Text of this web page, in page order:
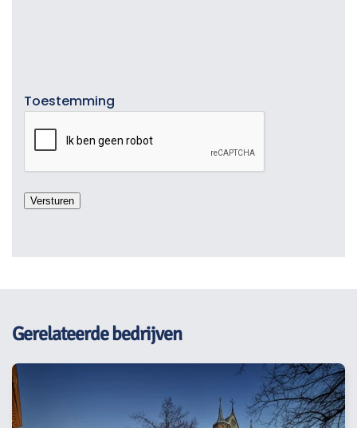
Toestemming
Gerelateerde bedrijven